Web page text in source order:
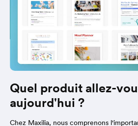
Quel produit allez-
aujourd'hui ?
Chez Maxilia, nous comprenons